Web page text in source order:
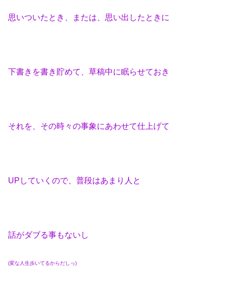
思いついたとき、または、思い出したときに
下書きを書き貯めて、草稿中に眠らせておき
それを、その時々の事象にあわせて仕上げて
UPしていくので、普段はあまり人と
話がダブる事もないし
(変な人生歩いてるからだしっ)